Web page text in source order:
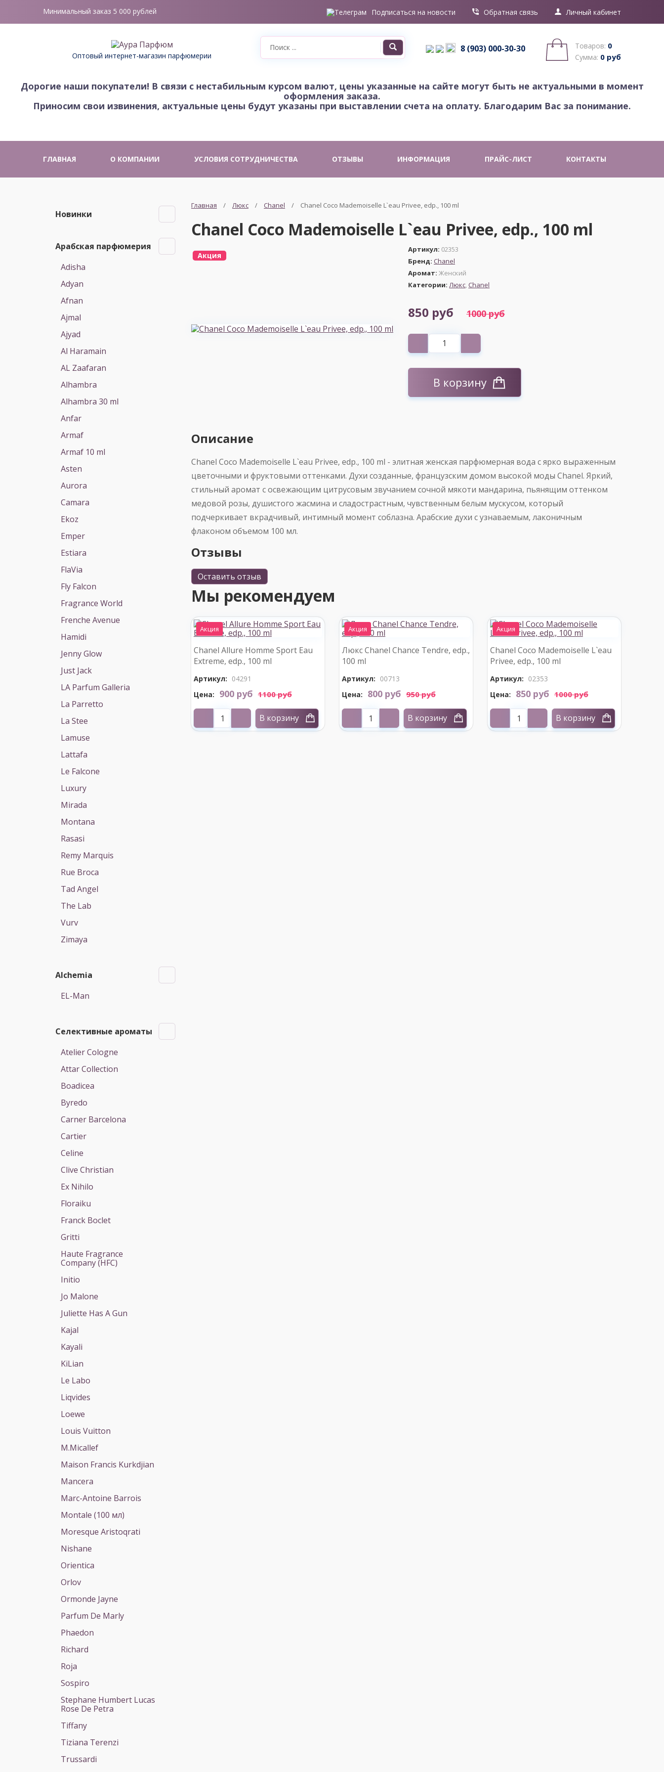
Минимальный заказ 5 000 рублей Подписаться на новости Обратная связь Личный кабинет
Оптовый интернет-магазин парфюмерии
8 (903) 000-30-30 Товаров: 0
Сумма: 0 руб
Дорогие наши покупатели! В связи с нестабильным курсом валют, цены указанные на сайте могут быть не актуальными в момент
оформления заказа.
Приносим свои извинения, актуальные цены будут указаны при выставлении счета на оплату. Благодарим Вас за понимание.
ГЛАВНАЯ О КОМПАНИИ УСЛОВИЯ СОТРУДНИЧЕСТВА ОТЗЫВЫ ИНФОРМАЦИЯ ПРАЙС-ЛИСТ КОНТАКТЫ
Новинки
Арабская парфюмерия
Adisha
Adyan
Afnan
Ajmal
Ajyad
Al Haramain
AL Zaafaran
Alhambra
Alhambra 30 ml
Anfar
Armaf
Armaf 10 ml
Asten
Aurora
Camara
Ekoz
Emper
Estiara
FlaVia
Fly Falcon
Fragrance World
Frenche Avenue
Hamidi
Jenny Glow
Just Jack
LA Parfum Galleria
La Parretto
La Stee
Lamuse
Lattafa
Le Falcone
Luxury
Mirada
Montana
Rasasi
Remy Marquis
Rue Broca
Tad Angel
The Lab
Vurv
Zimaya
Alchemia
EL-Man
Селективные ароматы
Atelier Cologne
Attar Collection
Boadicea
Byredo
Carner Barcelona
Cartier
Celine
Clive Christian
Ex Nihilo
Floraiku
Franck Boclet
Gritti
Haute Fragrance
Company (HFC)
Initio
Jo Malone
Juliette Has A Gun
Kajal
Kayali
KiLian
Le Labo
Liqvides
Loewe
Louis Vuitton
M.Micallef
Maison Francis Kurkdjian
Mancera
Marc-Antoine Barrois
Montale (100 мл)
Moresque Aristoqrati
Nishane
Orientica
Orlov
Ormonde Jayne
Parfum De Marly
Phaedon
Richard
Roja
Sospiro
Stephane Humbert Lucas
Rose De Petra
Tiffany
Tiziana Terenzi
Trussardi
Главная Люкс Chanel Chanel Coco Mademoiselle L`eau Privee, edp., 100 ml
Chanel Coco Mademoiselle L`eau Privee, edp., 100 ml
Акция
Артикул: 02353
Бренд: Chanel
Аромат: Женский
Категории: Люкс,Chanel
850 руб 1000 руб
В корзину
Описание
Chanel Coco Mademoiselle L`eau Privee, edp., 100 ml - элитная женская парфюмерная вода с ярко выраженным
цветочными и фруктовыми оттенками. Духи созданные, французским домом высокой моды Chanel. Яркий,
стильный аромат с освежающим цитрусовым звучанием сочной мякоти мандарина, пьянящим оттенком
медовой розы, душистого жасмина и сладострастным, чувственным белым мускусом, который
подчеркивает вкрадчивый, интимный момент соблазна. Арабские духи с узнаваемым, лаконичным
флаконом объемом 100 мл.
Отзывы
Оставить отзыв
Мы рекомендуем
Акция
Chanel Allure Homme Sport Eau
Extreme, edp., 100 ml
Артикул: 04291
Цена:
900 руб 1100 руб
В корзину
Акция
Люкс Chanel Chance Tendre, edp.,
100 ml
Артикул: 00713
Цена:
800 руб 950 руб
В корзину
Акция
Chanel Coco Mademoiselle L`eau
Privee, edp., 100 ml
Артикул: 02353
Цена:
850 руб 1000 руб
В корзину